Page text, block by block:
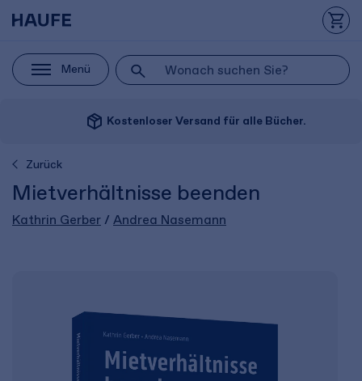
Menü
package_2 Kostenloser Versand für alle Bücher.
Zurück
Mietverhältnisse beenden
Kathrin Gerber / Andrea Nasemann